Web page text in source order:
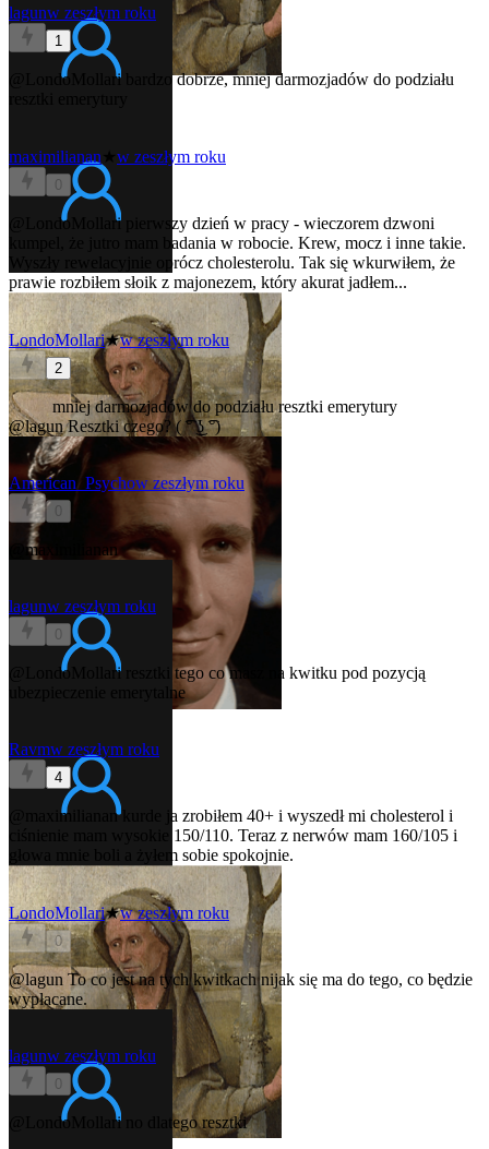
lagunw zeszłym roku
1
@LondoMollari bardzo dobrze, mniej darmozjadów do podziału
maximilianan w zeszłym roku
0
@LondoMollari pierwszy dzień w pracy - wieczorem dzwoni
kumpel, że jutro mam badania w robocie. Krew, mocz i inne takie.
Wyszły rewelacyjnie oprócz cholesterolu. Tak się wkurwiłem, że
prawie rozbiłem słoik z majonezem, który akurat jadłem...
LondoMollari★w zeszłym roku
2
mniej darmozjadów do podziału resztki emerytury
@lagunResztki czego? ( ͡° ͜ʖ ͡°)
American_Psychow zeszłym roku
0
@maximilianan
lagunw zeszłym roku
0
@LondoMollari resztki tego co masz na kwitku pod pozycją
ubezpieczenie emerytalne
Ravmw zeszłym roku
4
@maximilianankurde ja zrobiłem 40+ i wyszedł mi cholesterol i
ciśnienie mam wysokie 150/110. Teraz z nerwów mam 160/105 i
głowa mnie boli a żyłem sobie spokojnie.
LondoMollari★w zeszłym roku
0
@lagun To co jest na tych kwitkach nijak się ma do tego, co będzie
wypłacane.
lagunw zeszłym roku
0
@LondoMollari no dlatego resztki